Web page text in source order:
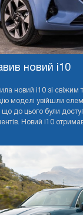
новий i10
новий i10 зі свіжим
моделі увійшли
що до цього були
Новий i10